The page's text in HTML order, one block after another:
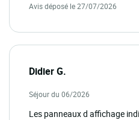
Avis déposé le 27/07/2026
Didier G.
Séjour du 06/2026
Les panneaux d affichage